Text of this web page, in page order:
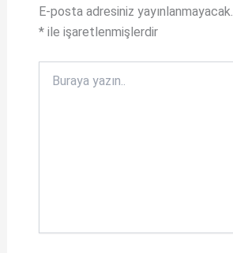
o
o
k
E-posta adresiniz yayınlanmayacak.
*ile işaretlenmişlerdir
yazın..